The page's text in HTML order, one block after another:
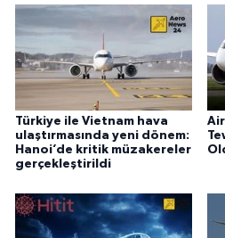
Türkiye ile Vietnam hava
ulaştırmasında yeni dönem:
Hanoi’de kritik müzakereler
gerçekleştirildi
Air